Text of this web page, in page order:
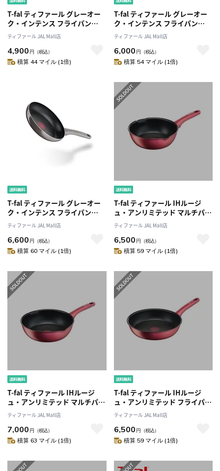
T-fal ティファール グレーオー
ク・インテンス フライパン
20cm D51702 ガス火専用
ティファール JAL Mall店
4,900 円 （税込）
積算 44 マイル (1倍)
T-fal ティファール グレーオー
ク・インテンス フライパン
26cm D51705 ガス火専用
ティファール JAL Mall店
6,000 円 （税込）
積算 54 マイル (1倍)
T-fal ティファール グレーオー
ク・インテンス フライパン
28cm D51706 ガス火専用
ティファール JAL Mall店
6,600 円 （税込）
積算 60 マイル (1倍)
T-fal ティファール IHルージ
ュ・アンリミテッド マルチパン
22cm レッド G26275 IH・ガス
火対応
ティファール JAL Mall店
6,500 円 （税込）
積算 59 マイル (1倍)
T-fal ティファール IHルージ
ュ・アンリミテッド マルチパン
26cm レッド G26277 IH・ガス
火対応
ティファール JAL Mall店
7,000 円 （税込）
積算 63 マイル (1倍)
T-fal ティファール IHルージ
ュ・アンリミテッド フライパン
26cm レッド G26205 IH・ガス
火対応
ティファール JAL Mall店
6,500 円 （税込）
積算 59 マイル (1倍)